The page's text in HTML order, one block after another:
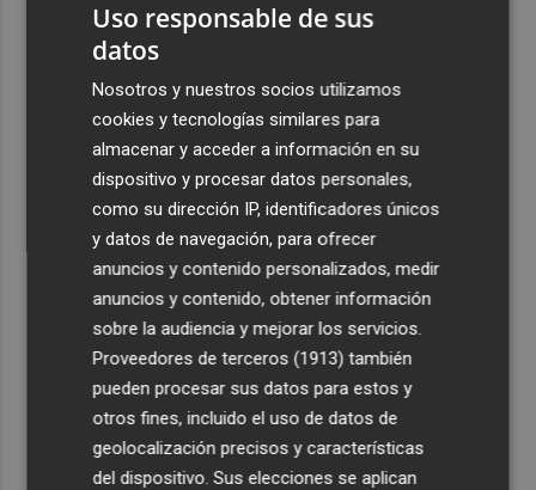
Últimas Noticias
El pregón de Festes d'Elx 2026, con Josan, en imágenes
Emergencias activa la situación 2 del PEIF y confina
Sierra Engarcerán por el humo del incendio forestal
España restablece los controles fronterizos a los
viajeros procedentes de Italia
El homenaje a Ferran Torres en Foios, en imágenes
Ferran Torres, recibido con un baño de masas en su
pueblo: "Allá donde voy siempre digo que soy de Foios"
Uso responsable de sus
datos
Nosotros y nuestros socios utilizamos
cookies y tecnologías similares para
almacenar y acceder a información en su
dispositivo y procesar datos personales,
como su dirección IP, identificadores únicos
y datos de navegación, para ofrecer
anuncios y contenido personalizados, medir
anuncios y contenido, obtener información
sobre la audiencia y mejorar los servicios.
Proveedores de terceros (1913) también
pueden procesar sus datos para estos y
otros fines, incluido el uso de datos de
geolocalización precisos y características
del dispositivo. Sus elecciones se aplican